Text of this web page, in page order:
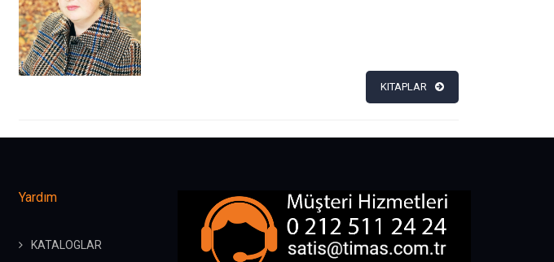
KITAPLAR
Yardım
KATALOGLAR